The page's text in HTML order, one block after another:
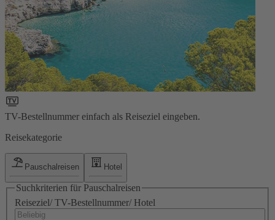
TV-Bestellnummer einfach als Reiseziel eingeben.
Reisekategorie
Pauschalreisen Hotel
Suchkriterien für Pauschalreisen
Reiseziel/ TV-Bestellnummer/ Hotel